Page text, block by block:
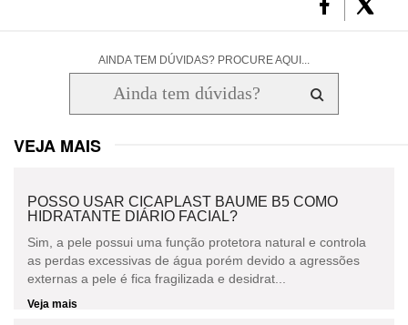
AINDA TEM DÚVIDAS? PROCURE AQUI...
VEJA MAIS
POSSO USAR CICAPLAST BAUME B5 COMO
HIDRATANTE DIÁRIO FACIAL?
Sim, a pele possui uma função protetora natural e controla
as perdas excessivas de água porém devido a agressões
externas a pele é fica fragilizada e desidrat...
Veja mais